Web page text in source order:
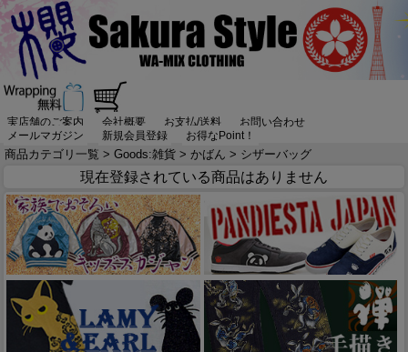
実店舗のご案内 会社概要 お支払/送料
お問い合わせ
メールマガジン
新規会員登録 お得なPoint！
商品カテゴリ一覧 > Goods:雑貨 > かばん > シザーバッグ
現在登録されている商品はありません